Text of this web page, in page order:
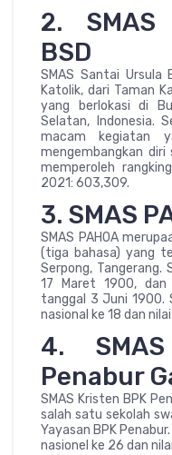
2.
BSD
SMAS Santai Ursula
Katolik, dari Taman
yang berlokasi di
Selatan, Indonesia.
macam kegiatan
mengembangkan
memperoleh
2021: 603,309.
3. SMAS
SMAS PAHOA
(tiga bahasa) yang
Serpong, Tangerang.
17 Maret 1900,
tanggal 3 Juni 1900.
nasional ke 18 dan
4.
Penabur
SMAS Kristen BPK
salah satu sekolah
Yayasan BPK
nasionel ke 26 dan